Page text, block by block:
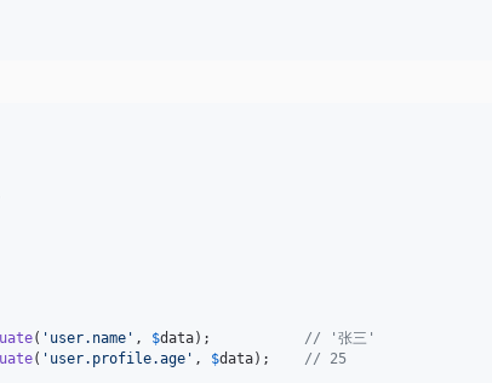
( ' user.name ' , $data); // '张三'
( ' user.profile.age ' , $data); // 25